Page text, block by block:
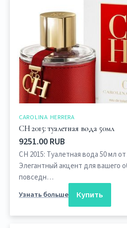
CAROLINA HERRERA
CH 2015: туалетная вода 50мл
9251.00 RUB
CH 2015: Туалетная вода 50 мл
Элегантный акцент для вашего
повседн…
Узнать больше
Купить